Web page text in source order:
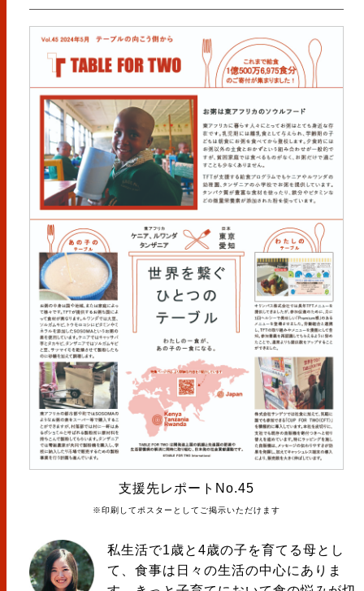
支援先レポートNo.45
※印刷してポスターとしてご掲示いただけます
私生活で1歳と4歳の子を育てる母とし
て、食事は日々の生活の中心にありま